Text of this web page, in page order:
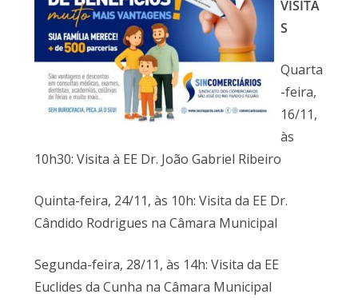
VISITA
S
Quarta
-feira,
16/11,
às
10h30: Visita à EE Dr. João Gabriel Ribeiro
Quinta-feira, 24/11, às 10h: Visita da EE Dr.
Cândido Rodrigues na Câmara Municipal
Segunda-feira, 28/11, às 14h: Visita da EE
Euclides da Cunha na Câmara Municipal